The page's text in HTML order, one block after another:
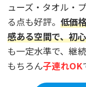
ューズ・タオル・
る点も好評。 低価
感ある空間で、初
も一定水準で、継
もちろん子連れOK